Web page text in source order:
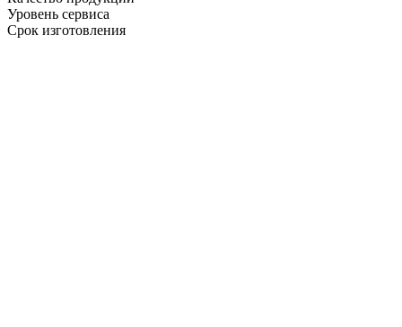
Уровень сервиса
Срок изготовления